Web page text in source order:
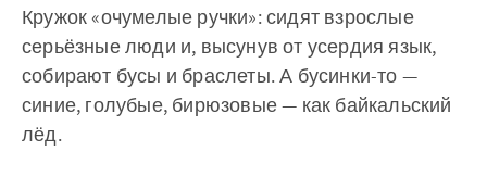
Кружок «очумелые ручки»: сидят взрослые
серьёзные люди и, высунув от усердия язык,
собирают бусы и браслеты. А бусинки-то —
синие, голубые, бирюзовые — как байкальский
лёд.